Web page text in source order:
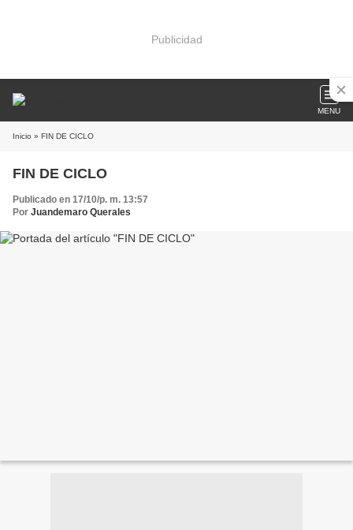
Publicidad
MENU
Inicio » FIN DE CICLO
FIN DE CICLO
Publicado en 17/10/p. m. 13:57
Por Juandemaro Querales